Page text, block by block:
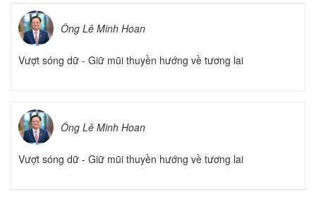
Ông Lê Minh Hoan
Vượt sóng dữ - Giữ mũi thuyền hướng về tương lai
Ông Lê Minh Hoan
Vượt sóng dữ - Giữ mũi thuyền hướng về tương lai